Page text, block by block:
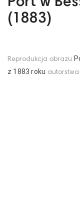
(1883)
Reprodukcja obrazu
z 1883 roku